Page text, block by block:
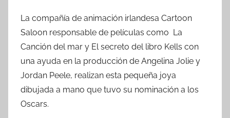
La compañía de animación irlandesa Cartoon
Saloon responsable de películas como La
Canción del mar y El secreto del libro Kells con
una ayuda en la producción de Angelina Jolie y
Jordan Peele, realizan esta pequeña joya
dibujada a mano que tuvo su nominación a los
Oscars.